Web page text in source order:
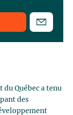
Québec a tenu
des